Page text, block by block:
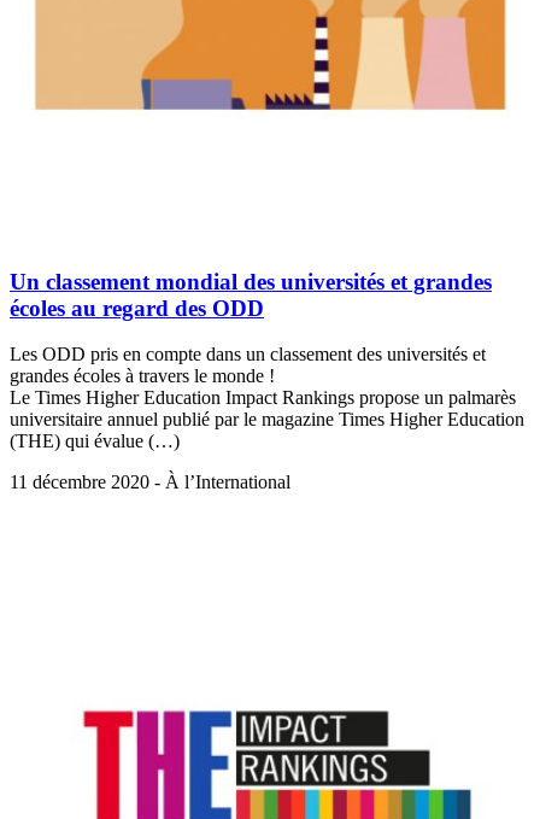
Un classement mondial des universités et grandes
écoles au regard des ODD
Les ODD pris en compte dans un classement des universités et
grandes écoles à travers le monde !
Le Times Higher Education Impact Rankings propose un palmarès
universitaire annuel publié par le magazine Times Higher Education
(THE) qui évalue (…)
11 décembre 2020 - À l’International